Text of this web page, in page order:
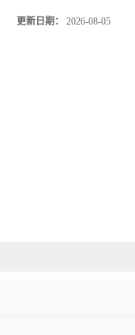
更新日期： 2026-08-05